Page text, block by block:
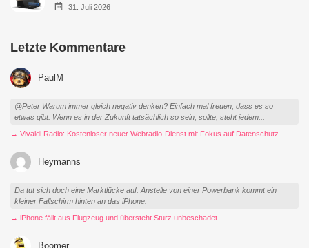
31. Juli 2026
Letzte Kommentare
PaulM
@Peter Warum immer gleich negativ denken? Einfach mal freuen, dass es so
etwas gibt. Wenn es in der Zukunft tatsächlich so sein, sollte, steht jedem...
→ Vivaldi Radio: Kostenloser neuer Webradio-Dienst mit Fokus auf Datenschutz
Heymanns
Da tut sich doch eine Marktlücke auf: Anstelle von einer Powerbank kommt ein
kleiner Fallschirm hinten an das iPhone.
→ iPhone fällt aus Flugzeug und übersteht Sturz unbeschadet
Boomer